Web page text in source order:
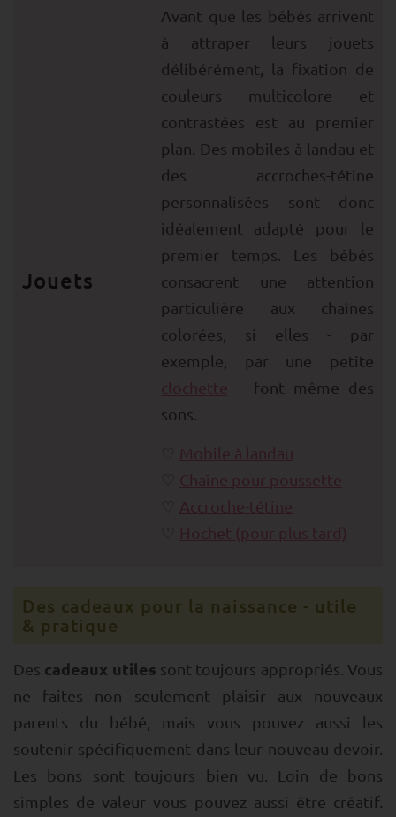
Jouets
Avant que les bébés arrivent
à attraper leurs jouets
délibérément, la fixation de
couleurs multicolore et
contrastées est au premier
plan. Des mobiles à landau et
des accroches-tétine
personnalisées sont donc
idéalement adapté pour le
premier temps. Les bébés
consacrent une attention
particulière aux chaînes
colorées, si elles - par
exemple, par une petite
clochette – font même des
sons.
Mobile à landau
Chaîne pour poussette
Accroche-tétine
Hochet (pour plus tard)
Des cadeaux pour la naissance - utile
& pratique
Des cadeaux utiles sont toujours appropriés. Vous
ne faites non seulement plaisir aux nouveaux
parents du bébé, mais vous pouvez aussi les
soutenir spécifiquement dans leur nouveau devoir.
Les bons sont toujours bien vu. Loin de bons
simples de valeur vous pouvez aussi être créatif.